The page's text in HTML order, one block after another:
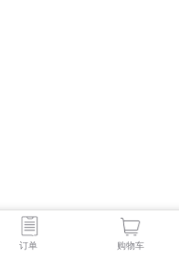
订单 购物车